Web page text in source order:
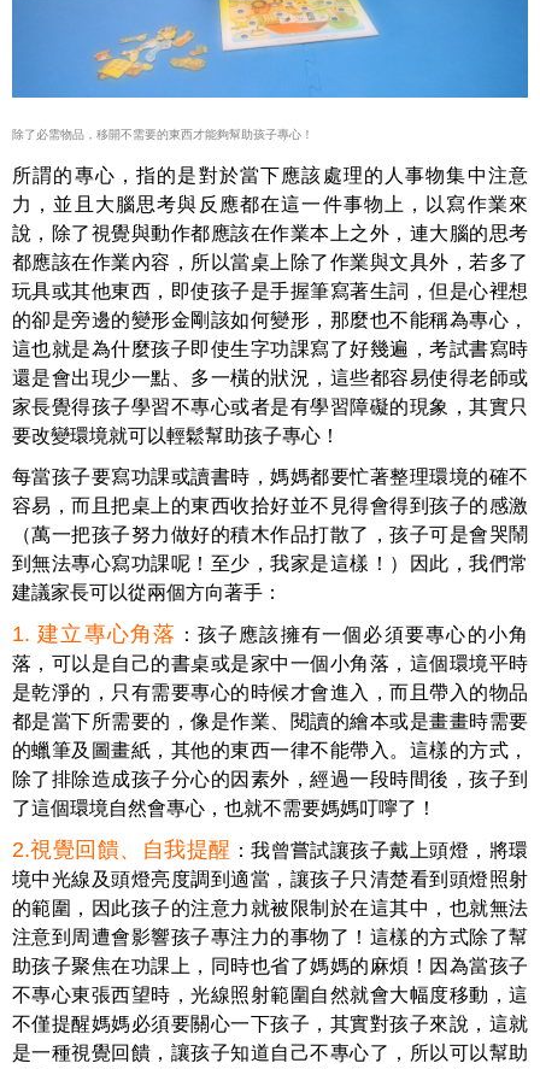
除了必需物品，移開不需要的東西才能夠幫助孩子專心！
所謂的專心，指的是對於當下應該處理的人事物集中注意
力，並且大腦思考與反應都在這一件事物上，以寫作業來
說，除了視覺與動作都應該在作業本上之外，連大腦的思考
都應該在作業內容，所以當桌上除了作業與文具外，若多了
玩具或其他東西，即使孩子是手握筆寫著生詞，但是心裡想
的卻是旁邊的變形金剛該如何變形，那麼也不能稱為專心，
這也就是為什麼孩子即使生字功課寫了好幾遍，考試書寫時
還是會出現少一點、多一橫的狀況，這些都容易使得老師或
家長覺得孩子學習不專心或者是有學習障礙的現象，其實只
要改變環境就可以輕鬆幫助孩子專心！
每當孩子要寫功課或讀書時，媽媽都要忙著整理環境的確不
容易，而且把桌上的東西收拾好並不見得會得到孩子的感激
（萬一把孩子努力做好的積木作品打散了，孩子可是會哭鬧
到無法專心寫功課呢！至少，我家是這樣！）因此，我們常
建議家長可以從兩個方向著手：
1. 建立專心角落 ：孩子應該擁有一個必須要專心的小角
落，可以是自己的書桌或是家中一個小角落，這個環境平時
是乾淨的，只有需要專心的時候才會進入，而且帶入的物品
都是當下所需要的，像是作業、閱讀的繪本或是畫畫時需要
的蠟筆及圖畫紙，其他的東西一律不能帶入。這樣的方式，
除了排除造成孩子分心的因素外，經過一段時間後，孩子到
了這個環境自然會專心，也就不需要媽媽叮嚀了！
2.視覺回饋、自我提醒 ：我曾嘗試讓孩子戴上頭燈，將環
境中光線及頭燈亮度調到適當，讓孩子只清楚看到頭燈照射
的範圍，因此孩子的注意力就被限制於在這其中，也就無法
注意到周遭會影響孩子專注力的事物了！這樣的方式除了幫
助孩子聚焦在功課上，同時也省了媽媽的麻煩！因為當孩子
不專心東張西望時，光線照射範圍自然就會大幅度移動，這
不僅提醒媽媽必須要關心一下孩子，其實對孩子來說，這就
是一種視覺回饋，讓孩子知道自己不專心了，所以可以幫助